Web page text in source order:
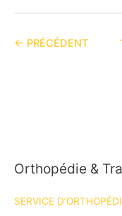
:
dans
← PRÉCÉDENT
Orthopédie &
SERVICE